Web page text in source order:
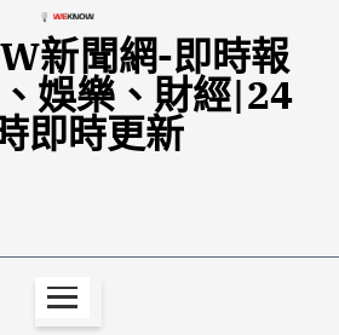
新聞網-即時報
娛樂、財經|24
即時更新